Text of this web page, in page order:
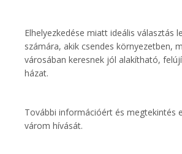
Elhelyezkedése miatt ideális választás
számára, akik csendes környezetben,
városában keresnek jól alakítható,
házat.
További információért és megtekintés
várom hívását.